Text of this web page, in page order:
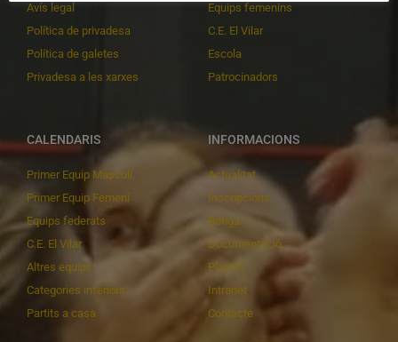
Avís legal
Política de privadesa
Política de galetes
Privadesa a les xarxes
Equips femenins
C.E. El Vilar
Escola
Patrocinadors
CALENDARIS
Primer Equip Masculí
Primer Equip Femení
Equips federats
C.E. El Vilar
Altres equips
Categories inferiors
Partits a casa
INFORMACIONS
Actualitat
Inscripcions
Botiga
Documentació
Playoff
Intranet
Contacte